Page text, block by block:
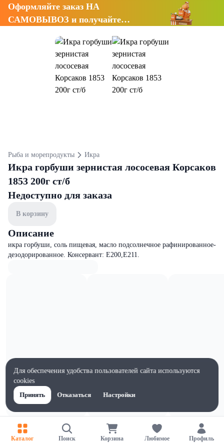
Оформляйте заказ НА
САМОВЫВОЗ и получайте
Рыба и морепродукты Икра
Икра горбуши зернистая лососевая Корсаков
1853 200г ст/б
Недоступно для заказа
В корзину
Описание
икра горбуши, соль пищевая, масло подсолнечное рафинированное-
дезодорированное. Консервант: Е200,Е211.
Характеристики
Ширина, мм
Каталог Поиск Корзина Любимое Профиль
Для обеспечения удобства пользователей сайта используются
cookies
Принять
Отказаться Настройки